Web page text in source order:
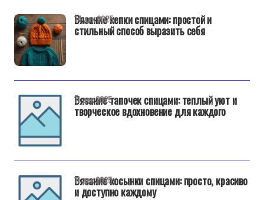
Вязание кепки спицами: простой и
стильный способ выразить себя
14 дек 2025
Вязание тапочек спицами: теплый уют и
творческое вдохновение для каждого
11 дек 2025
Вязание косынки спицами: просто, красиво
и доступно каждому
11 дек 2025